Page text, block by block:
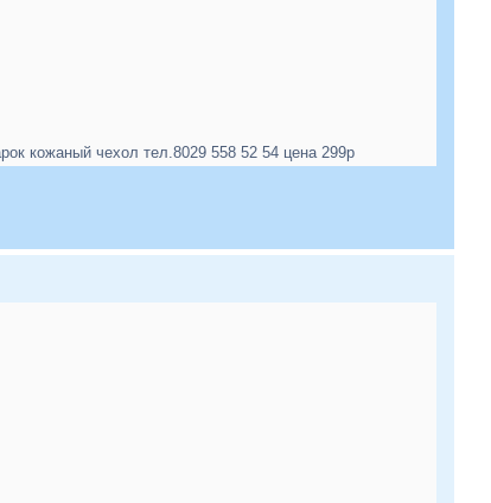
кожаный чехол тел.8029 558 52 54 цена 299р